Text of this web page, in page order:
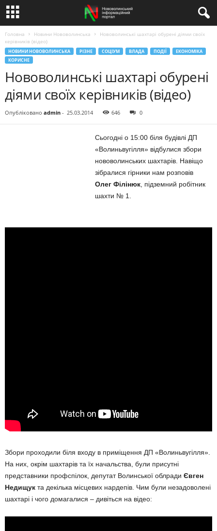
Головна Новини Нововолинська
Нововолинські шахтарі обурені діями своїх
керівників (відео)
НОВИНИ НОВОВОЛИНСЬКА РІЗНЕ СОЦІУМ ВЛАДА ПОДІЇ
ЕКОНОМІКА
КОРИСНЕ
Нововолинські шахтарі обурені
діями своїх керівників (відео)
Опубліковано admin - 25.03.2014 646 0
Сьогодні о 15:00 біля будівлі ДП
«Волиньвугілля» відбулися збори
нововолинських шахтарів. Навіщо
зібралися гірники нам розповів
Олег Філінюк , підземний робітник
шахти № 1.
Збори проходили біля входу в приміщення ДП «Волиньвугілля».
На них, окрім шахтарів та їх начальства, були присутні
представники профспілок, депутат Волинської облради Євген
Недищук та декілька місцевих нардепів. Чим були незадоволені
шахтарі і чого домагалися – дивіться на відео: